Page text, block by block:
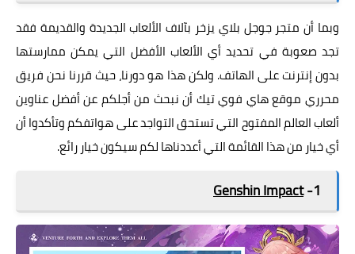
وبما أن متجر جوجل بلاي يزخر بآلاف الألعاب الجديدة والقديمة فقد
تجد صعوبة في تحديد أي الألعاب الأفضل التي يمكن ممارستها
بدون إنترنت على الهاتف. ولكن هذا هو دورنا، حيث قررنا نحن فريق
محرري موقع هاي فوي تيك أن نبحث من أجلكم عن أفضل عناوين
ألعاب العالم المفتوح التي تستحق التواجد على هواتفكم وتأكدوا أن
أي خيار من هذا القائمة التي أعددناها لكم سيكون خيار رائع.
1-
Genshin Impact